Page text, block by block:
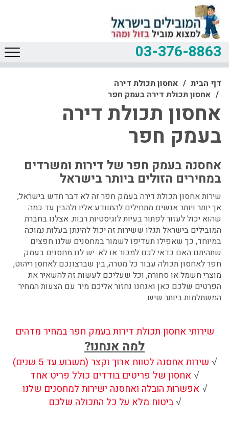
03-376-8863
דף הבית
אחסון תכולת דירה
אחסון תכולת דירה בעמק חפר
אחסון תכולת דירה
בעמק חפר
אחסנה בעמק חפר של דירות ומשרדים
במחירים הזולים ביותר בישראל
שירות אחסון תכולת דירה בעמק חפר זה לא דבר חדש בישראל,
אך יותר ויותר אנשים מתחילים להתוודע אליו ולהבין עד כמה
שהוא יכול לעזור לפתור בעיות לוגיסטיות רבות. אצלנו בחברת
המובילים בישראל תגלו ששירות זה יכול להינתן בעלות נמוכה
במיוחד, כך שאפילו תעדיפו לשמור במחסנים שלנו חפצים
שתהיתם האם כדאי לכם למכור או לא. יש לנו מחסנים בעמק
חפר לאחסון תכולה עבור כל מטרה, בין שברצונכם לאחסן ריהוט,
מוצרי חשמל או סחורה, וכל שעליכם לעשות זה להשאיר את
הפרטים שלכם כאן ואנחנו נחזור אליכם מיד עם הצעות המחיר
המשתלמות ביותר שיש.
שירותי אחסון תכולת דירות בעמק חפר במחיר מדהים
למה אנחנו?
√ שירות אחסנה לטווח ארוך וקצר (משבוע עד 5 שנים)
√אחסון של פריטים בודדים כולל פריט אחד
√אפשרות הובלה ואחסנה ישירות למחסנים שלנו
√ביטוח מלא על כל התכולה שלכם